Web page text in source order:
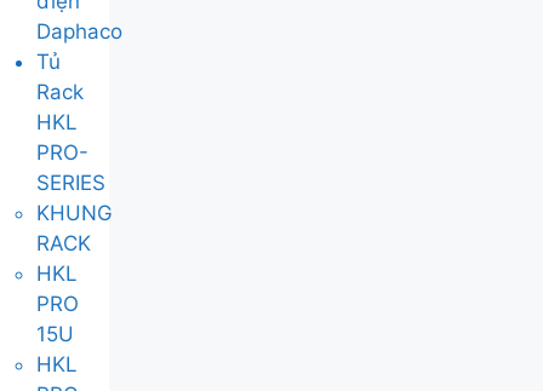
Daphaco
Tủ
Rack
HKL
PRO-
SERIES
KHUNG
RACK
HKL
PRO
15U
HKL